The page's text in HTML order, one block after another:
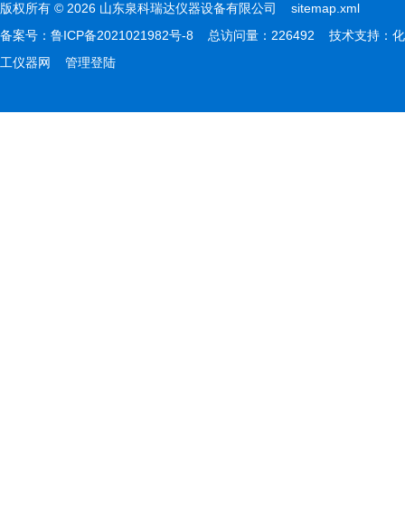
版权所有 © 2026 山东泉科瑞达仪器设备有限公司 sitemap.xml
备案号： 鲁ICP备2021021982号-8 总访问量：226492 技术支持： 化
工仪器网
管理登陆